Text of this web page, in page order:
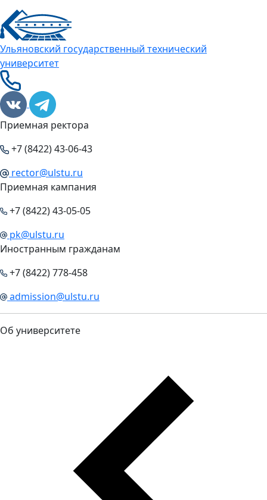
Ульяновский государственный технический
университет
Приемная ректора
+7 (8422) 43-06-43
rector@ulstu.ru
Приемная кампания
+7 (8422) 43-05-05
pk@ulstu.ru
Иностранным гражданам
+7 (8422) 778-458
admission@ulstu.ru
Об университете